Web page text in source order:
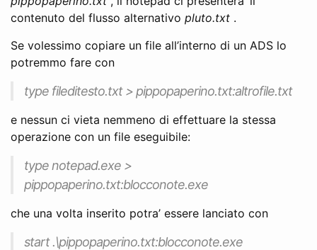
contenuto del flusso alternativo pluto.txt .
Se volessimo copiare un file all’interno di un ADS lo
potremmo fare con
type fileditesto.txt > pippopaperino.txt:altrofile.txt
e nessun ci vieta nemmeno di effettuare la stessa
operazione con un file eseguibile:
type notepad.exe >
pippopaperino.txt:blocconote.exe
che una volta inserito potra’ essere lanciato con
start .\pippopaperino.txt:blocconote.exe